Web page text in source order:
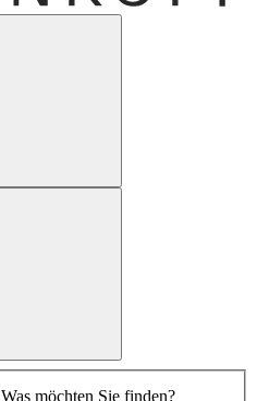
Was möchten Sie finden?